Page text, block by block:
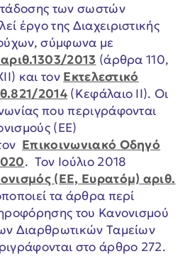
των σωστών
έργο της Διαχειριστικής
σύμφωνα με
2013 (άρθρα 110,
και τον Εκτελεστικό
2014(Κεφάλαιο II). Οι
που περιγράφονται
(ΕΕ)
Επικοινωνιακό Οδηγό
. Τον Ιούλιο 2018
(ΕΕ, Ευρατόμ) αριθ.
τα άρθρα περί
του Κανονισμού
Διαρθρωτικών Ταμείων
στο άρθρο 272.